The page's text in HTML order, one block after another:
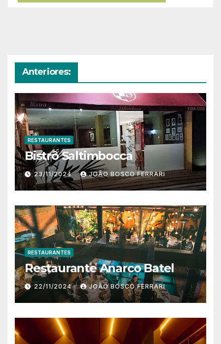
Anteriores:
RESTAURANTES
Bistrô Saltimbocca
23/11/2024 JOÃO BOSCO FERRARI
RESTAURANTES
Restaurante Anarco Batel
22/11/2024 JOÃO BOSCO FERRARI